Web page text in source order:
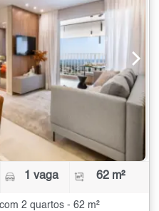
1 vaga 62 m²
2 quartos - 62 m²